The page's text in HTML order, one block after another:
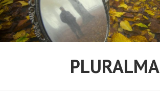
Pular
para
o
conteúdo
PLURALMA